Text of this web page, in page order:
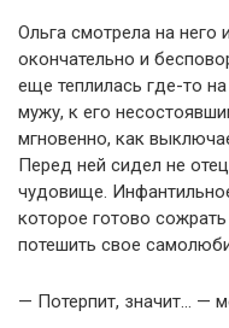
Ольга смотрела на него
окончательно и
еще теплилась где-то
мужу, к его
мгновенно, как
Перед ней сидел не
чудовище.
которое готово
потешить свое
— Потерпит, значит… —